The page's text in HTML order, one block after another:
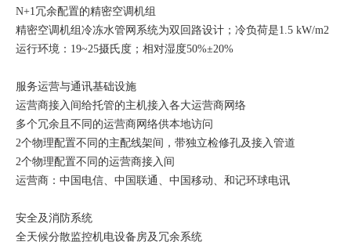
N+1冗余配置的精密空调机组
精密空调机组冷冻水管网系统为双回路设计；冷负荷是1.5 kW/m2
运行环境：19~25摄氏度；相对湿度50%±20%
服务运营与通讯基础设施
运营商接入间给托管的主机接入各大运营商网络
多个冗余且不同的运营商网络供本地访问
2个物理配置不同的主配线架间，带独立检修孔及接入管道
2个物理配置不同的运营商接入间
运营商：中国电信、中国联通、中国移动、和记环球电讯
安全及消防系统
全天候分散监控机电设备房及冗余系统